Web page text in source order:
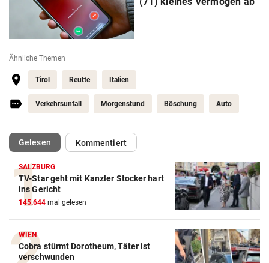
Ähnliche Themen
Tirol Reutte Italien
Verkehrsunfall Morgenstund Böschung Auto
Gelesen(ausgewählt)Kommentiert
SALZBURG
TV-Star geht mit Kanzler Stocker hart
ins Gericht
145.644 mal gelesen
WIEN
Cobra stürmt Dorotheum, Täter ist
verschwunden